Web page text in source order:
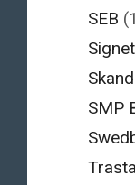
SEB
SMP